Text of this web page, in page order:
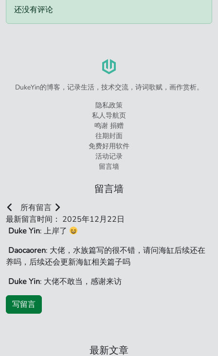
还没有评论
DukeYin的博客，记录生活，技术交流，诗词歌赋，画作赏析。
隐私政策
私人导航页
鸣谢 捐赠
往期封面
免费好用软件
活动记录
留言墙
留言墙
所有留言
最新留言时间： 2025年12月22日
Duke Yin: 上岸了
Daocaoren: 大佬，水族篇写的很不错，请问海缸后续还在
养吗，后续还会更新海缸相关篇子吗
Duke Yin: 大佬不敢当，感谢来访
写留言
最新文章